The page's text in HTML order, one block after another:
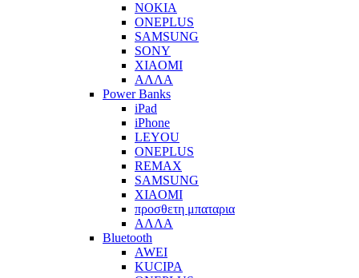
NOKIA
ONEPLUS
SAMSUNG
SONY
XIAOMI
ΑΛΛΑ
Power Banks
iPad
iPhone
LEYOU
ONEPLUS
REMAX
SAMSUNG
XIAOMI
προσθετη μπαταρια
ΑΛΛΑ
Bluetooth
AWEI
KUCIPA